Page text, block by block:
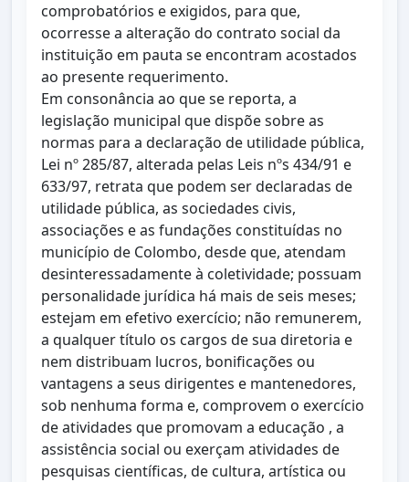
comprobatórios e exigidos, para que,
ocorresse a alteração do contrato social da
instituição em pauta se encontram acostados
ao presente requerimento.
Em consonância ao que se reporta, a
legislação municipal que dispõe sobre as
normas para a declaração de utilidade pública,
Lei nº 285/87, alterada pelas Leis nºs 434/91 e
633/97, retrata que podem ser declaradas de
utilidade pública, as sociedades civis,
associações e as fundações constituídas no
município de Colombo, desde que, atendam
desinteressadamente à coletividade; possuam
personalidade jurídica há mais de seis meses;
estejam em efetivo exercício; não remunerem,
a qualquer título os cargos de sua diretoria e
nem distribuam lucros, bonificações ou
vantagens a seus dirigentes e mantenedores,
sob nenhuma forma e, comprovem o exercício
de atividades que promovam a educação , a
assistência social ou exerçam atividades de
pesquisas científicas, de cultura, artística ou